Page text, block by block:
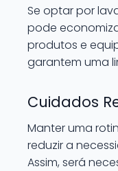
Se optar por
pode
produtos e
garantem uma
Cuidados
Manter uma
reduzir a
Assim, será